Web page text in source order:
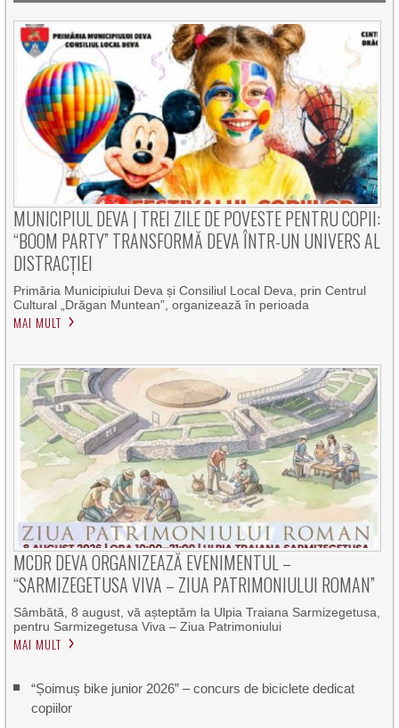
MUNICIPIUL DEVA | TREI ZILE DE POVESTE PENTRU COPII:
“BOOM PARTY” TRANSFORMĂ DEVA ÎNTR-UN UNIVERS AL
DISTRACȚIEI
Primăria Municipiului Deva și Consiliul Local Deva, prin Centrul
Cultural „Drăgan Muntean”, organizează în perioada
MAI MULT
MCDR DEVA ORGANIZEAZĂ EVENIMENTUL –
“SARMIZEGETUSA VIVA – ZIUA PATRIMONIULUI ROMAN”
Sâmbătă, 8 august, vă așteptăm la Ulpia Traiana Sarmizegetusa,
pentru Sarmizegetusa Viva – Ziua Patrimoniului
MAI MULT
“Șoimuș bike junior 2026” – concurs de biciclete dedicat
copiilor